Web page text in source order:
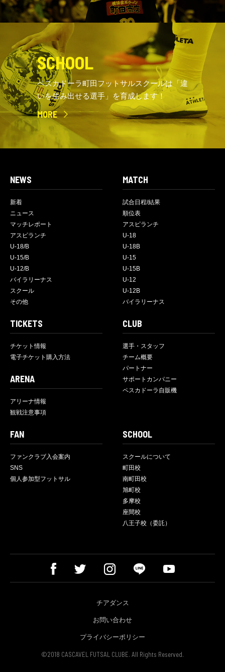
SCHOOL
ペスカドーラ町田フットサルスクールは「違
いを生み出せる選手」を育成します！
MORE
NEWS
新着
ニュース
マッチレポート
アスピランチ
U-18/B
U-15/B
U-12/B
バイラリーナス
スクール
その他
MATCH
試合日程/結果
順位表
アスピランチ
U-18
U-18B
U-15
U-15B
U-12
U-12B
バイラリーナス
TICKETS
チケット情報
電子チケット購入方法
ARENA
アリーナ情報
観戦注意事項
CLUB
選手・スタッフ
チーム概要
パートナー
サポートカンパニー
ペスカドーラ自販機
FAN
ファンクラブ入会案内
SNS
個人参加型フットサル
SCHOOL
スクールについて
町田校
南町田校
旭町校
多摩校
座間校
八王子校（委託）
チアダンス
お問い合わせ
プライバシーポリシー
©2018 CASCAVEL FUTSAL CLUBE. All Rights Reserved.